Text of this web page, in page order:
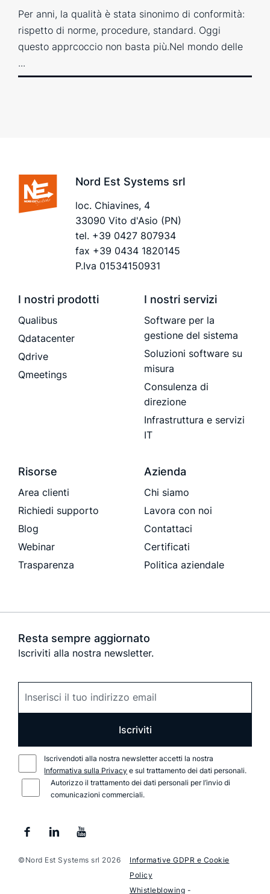
Per anni, la qualità è stata sinonimo di conformità:
rispetto di norme, procedure, standard. Oggi
questo apprcoccio non basta più.Nel mondo delle
...
Nord Est Systems srl
loc. Chiavines, 4
33090 Vito d'Asio (PN)
tel. +39 0427 807934
fax +39 0434 1820145
P.Iva 01534150931
I nostri prodotti
Qualibus
Qdatacenter
Qdrive
Qmeetings
I nostri servizi
Software per la
gestione del sistema
Soluzioni software su
misura
Consulenza di
direzione
Infrastruttura e servizi
IT
Risorse
Area clienti
Richiedi supporto
Blog
Webinar
Trasparenza
Azienda
Chi siamo
Lavora con noi
Contattaci
Certificati
Politica aziendale
Resta sempre aggiornato
Iscriviti alla nostra newsletter.
Iscriviti
Iscrivendoti alla nostra newsletter accetti la nostra
Informativa sulla Privacy e sul trattamento dei dati personali.
Autorizzo il trattamento dei dati personali per l’invio di
comunicazioni commerciali.
©Nord Est Systems srl 2026
Informative GDPR e Cookie
Policy
Whistleblowing -